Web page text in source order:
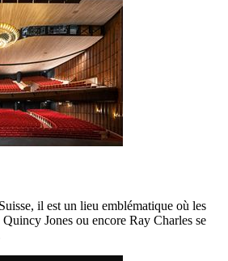
il est un lieu emblématique où les
Jones ou encore Ray Charles se